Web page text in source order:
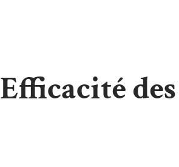
Efficacité